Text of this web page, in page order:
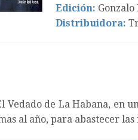
Edición:
Distribuidora:
Vedado de La Habana, en
al año, para abastecer las